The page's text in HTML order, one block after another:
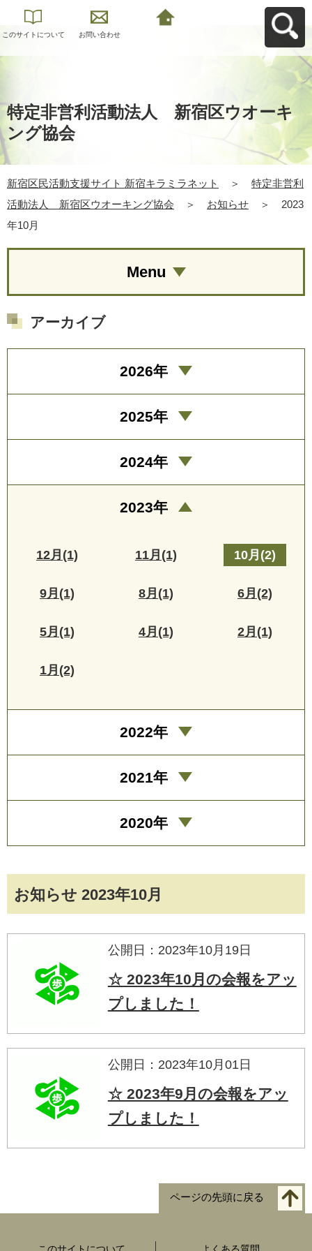
このサイトについて お問い合わせ
特定非営利活動法人 新宿区ウオーキ
ング協会
新宿区民活動支援サイト 新宿キラミラネット ＞
特定非営利
活動法人 新宿区ウオーキング協会
＞ お知らせ ＞
2023
年10月
お知らせ 2023年10月
公開日：2023年10月19日
☆ 2023年10月の会報をアッ
プしました！
公開日：2023年10月01日
☆ 2023年9月の会報をアッ
プしました！
Menu
アーカイブ
2026年
2025年
2024年
2023年
12月(1) 11月(1) 10月(2)
9月(1) 8月(1) 6月(2)
5月(1) 4月(1) 2月(1)
1月(2)
2022年
2021年
2020年
ページの先頭に戻る